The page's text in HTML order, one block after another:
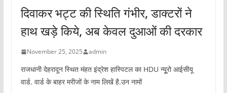
दिवाकर भट्ट की स्थिति गंभीर, डाक्टरों ने
हाथ खड़े किये, अब केवल दुआओं की दरकार
November 25, 2025 admin
राजधानी देहरादून स्थित मंहत इंद्रेश हास्पिटल का HDU न्यूूरो आईसीयू
वार्ड. वार्ड के बाहर मरीजों के नाम लिखें है.उन नामों